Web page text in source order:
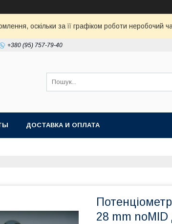
оскільки за її графіком роботи
+380 (95) 757-79-40
ДОСТАВКА И ОПЛАТА
28 mm noMID